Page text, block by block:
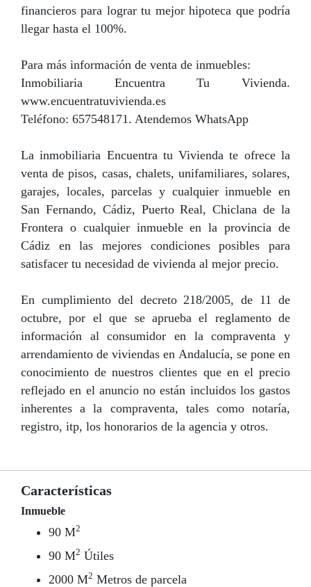
financieros para lograr tu mejor hipoteca que podría
llegar hasta el 100%.
Para más información de venta de inmuebles:
Inmobiliaria Encuentra Tu Vivienda.
www.encuentratuvivienda.es
Teléfono: 657548171. Atendemos WhatsApp
La inmobiliaria Encuentra tu Vivienda te ofrece la
venta de pisos, casas, chalets, unifamiliares, solares,
garajes, locales, parcelas y cualquier inmueble en
San Fernando, Cádiz, Puerto Real, Chiclana de la
Frontera o cualquier inmueble en la provincia de
Cádiz en las mejores condiciones posibles para
satisfacer tu necesidad de vivienda al mejor precio.
En cumplimiento del decreto 218/2005, de 11 de
octubre, por el que se aprueba el reglamento de
información al consumidor en la compraventa y
arrendamiento de viviendas en Andalucía, se pone en
conocimiento de nuestros clientes que en el precio
reflejado en el anuncio no están incluidos los gastos
inherentes a la compraventa, tales como notaría,
registro, itp, los honorarios de la agencia y otros.
Características
Inmueble
90 M2
90 M2 Útiles
2000 M2 Metros de parcela